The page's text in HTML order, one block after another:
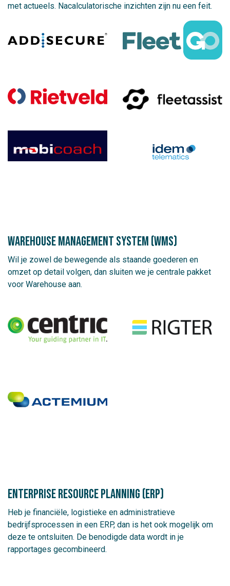
met actueels. Nacalculatorische inzichten zijn nu een feit.
Warehouse management system (WMS)
Wil je zowel de bewegende als staande goederen en
omzet op detail volgen, dan sluiten we je centrale pakket
voor Warehouse aan.
Enterprise resource planning (ERP)
Heb je financiële, logistieke en administratieve
bedrijfsprocessen in een ERP, dan is het ook mogelijk om
deze te ontsluiten. De benodigde data wordt in je
rapportages gecombineerd.